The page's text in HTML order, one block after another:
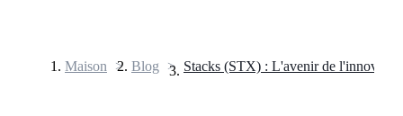
Maison > Blog >